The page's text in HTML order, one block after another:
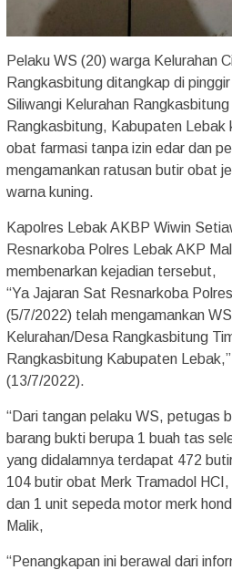
Pelaku WS (20) warga Kelurahan
Rangkasbitung ditangkap di
Siliwangi Kelurahan
Rangkasbitung, Kabupaten Lebak
obat farmasi tanpa izin edar dan
mengamankan ratusan butir obat
warna kuning.
Kapolres Lebak AKBP Wiwin
Resnarkoba Polres Lebak AKP
membenarkan kejadian tersebut,
“Ya Jajaran Sat Resnarkoba
(5/7/2022) telah mengamankan
Kelurahan/Desa Rangkasbitung
Rangkasbitung Kabupaten
(13/7/2022).
“Dari tangan pelaku WS, petugas
barang bukti berupa 1 buah tas
yang didalamnya terdapat 472
104 butir obat Merk Tramadol
dan 1 unit sepeda motor merk
Malik,
“Penangkapan ini berawal dari